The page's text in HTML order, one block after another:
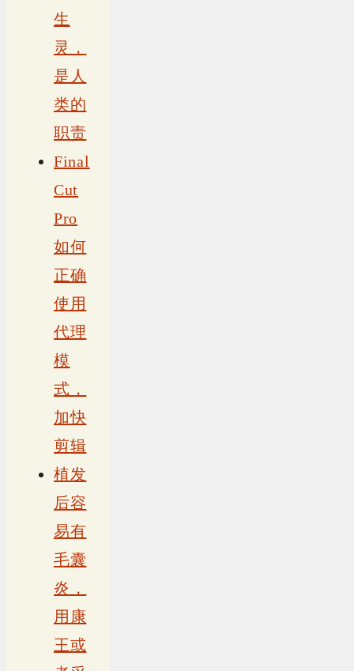
生
灵，
是人
类的
职责
Final
Cut
Pro
如何
正确
使用
代理
模
式，
加快
剪辑
植发
后容
易有
毛囊
炎，
用康
王或